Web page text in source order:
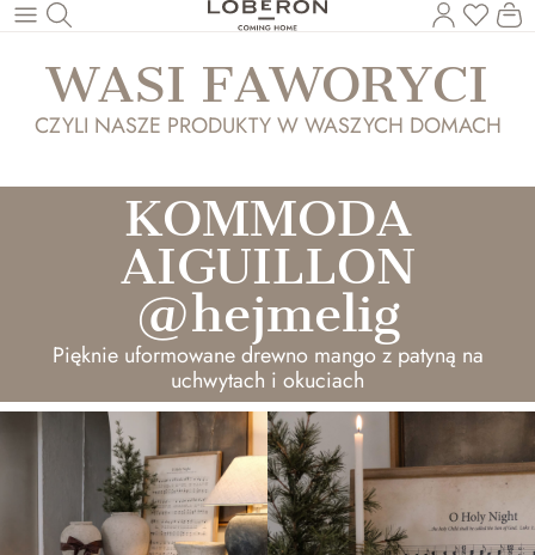
Wróć do wątku głównego
Masz
WASI FAWORYCI
CZYLI NASZE PRODUKTY W WASZYCH DOMACH
KOMMODA
AIGUILLON
@hejmelig
Pięknie uformowane drewno mango z patyną na
uchwytach i okuciach